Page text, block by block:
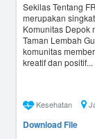
Sekilas Tentang
merupakan
Komunitas Depok
Taman Lembah
komunitas
kreatif dan positif...
Kesehatan
Download File